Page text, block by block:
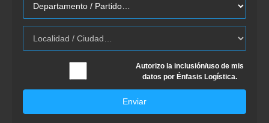
Autorizo la inclusión/uso de mis
datos por Énfasis Logística.
Enviar